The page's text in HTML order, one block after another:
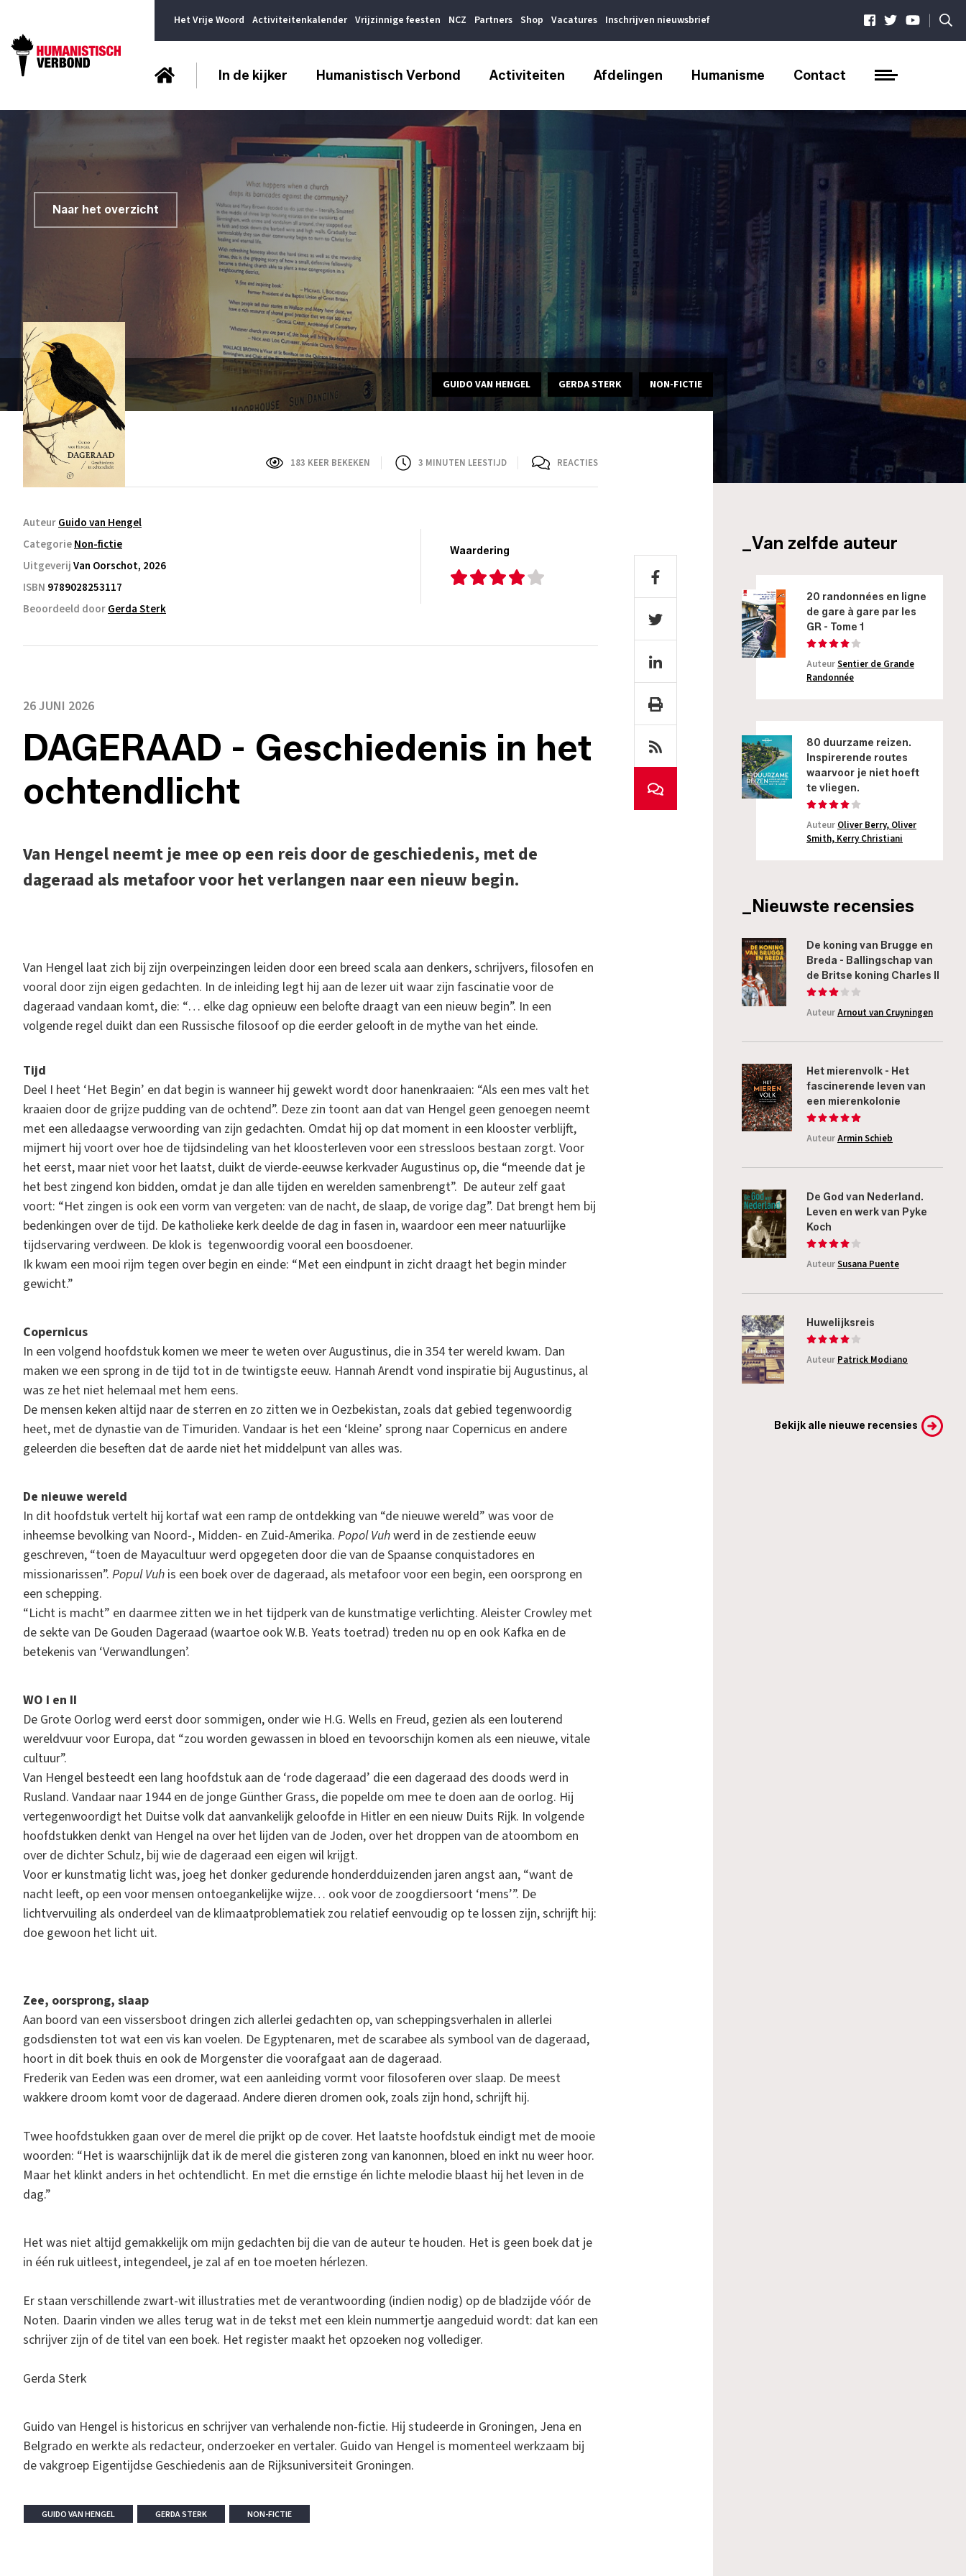
Het Vrije Woord Activiteitenkalender Vrijzinnige feesten NCZ Partners Shop Vacatures Inschrijven nieuwsbrief |
In de kijker Humanistisch Verbond Activiteiten Afdelingen Humanisme Contact
Naar het overzicht
GUIDO VAN HENGEL GERDA STERK NON-FICTIE
183 KEER BEKEKEN 3 MINUTEN LEESTIJD REACTIES
AuteurGuido van Hengel
CategorieNon-fictie
UitgeverijVan Oorschot, 2026
ISBN 9789028253117
Beoordeeld doorGerda Sterk
Waardering
26 JUNI 2026
DAGERAAD - Geschiedenis in het
ochtendlicht
Van Hengel neemt je mee op een reis door de geschiedenis, met de
dageraad als metafoor voor het verlangen naar een nieuw begin.
Van Hengel laat zich bij zijn overpeinzingen leiden door een breed scala aan denkers, schrijvers, filosofen en
vooral door zijn eigen gedachten. In de inleiding legt hij aan de lezer uit waar zijn fascinatie voor de
dageraad vandaan komt, die: “… elke dag opnieuw een belofte draagt van een nieuw begin”. In een
volgende regel duikt dan een Russische filosoof op die eerder gelooft in de mythe van het einde.
Tijd
Deel I heet ‘Het Begin’ en dat begin is wanneer hij gewekt wordt door hanenkraaien: “Als een mes valt het
kraaien door de grijze pudding van de ochtend”. Deze zin toont aan dat van Hengel geen genoegen neemt
met een alledaagse verwoording van zijn gedachten. Omdat hij op dat moment in een klooster verblijft,
mijmert hij voort over hoe de tijdsindeling van het kloosterleven voor een stressloos bestaan zorgt. Voor
het eerst, maar niet voor het laatst, duikt de vierde-eeuwse kerkvader Augustinus op, die “meende dat je
het best zingend kon bidden, omdat je dan alle tijden en werelden samenbrengt”. De auteur zelf gaat
voort: “Het zingen is ook een vorm van vergeten: van de nacht, de slaap, de vorige dag”. Dat brengt hem bij
bedenkingen over de tijd. De katholieke kerk deelde de dag in fasen in, waardoor een meer natuurlijke
tijdservaring verdween. De klok is tegenwoordig vooral een boosdoener.
Ik kwam een mooi rijm tegen over begin en einde: “Met een eindpunt in zicht draagt het begin minder
gewicht.”
Copernicus
In een volgend hoofdstuk komen we meer te weten over Augustinus, die in 354 ter wereld kwam. Dan
maken we een sprong in de tijd tot in de twintigste eeuw. Hannah Arendt vond inspiratie bij Augustinus, al
was ze het niet helemaal met hem eens.
De mensen keken altijd naar de sterren en zo zitten we in Oezbekistan, zoals dat gebied tegenwoordig
heet, met de dynastie van de Timuriden. Vandaar is het een ‘kleine’ sprong naar Copernicus en andere
geleerden die beseften dat de aarde niet het middelpunt van alles was.
De nieuwe wereld
In dit hoofdstuk vertelt hij kortaf wat een ramp de ontdekking van “de nieuwe wereld” was voor de
inheemse bevolking van Noord-, Midden- en Zuid-Amerika. Popol Vuhwerd in de zestiende eeuw
geschreven, “toen de Mayacultuur werd opgegeten door die van de Spaanse conquistadores en
missionarissen”. Popul Vuh is een boek over de dageraad, als metafoor voor een begin, een oorsprong en
een schepping.
“Licht is macht” en daarmee zitten we in het tijdperk van de kunstmatige verlichting. Aleister Crowley met
de sekte van De Gouden Dageraad (waartoe ook W.B. Yeats toetrad) treden nu op en ook Kafka en de
betekenis van ‘Verwandlungen’.
WO I en II
De Grote Oorlog werd eerst door sommigen, onder wie H.G. Wells en Freud, gezien als een louterend
wereldvuur voor Europa, dat “zou worden gewassen in bloed en tevoorschijn komen als een nieuwe, vitale
cultuur”.
Van Hengel besteedt een lang hoofdstuk aan de ‘rode dageraad’ die een dageraad des doods werd in
Rusland. Vandaar naar 1944 en de jonge Günther Grass, die popelde om mee te doen aan de oorlog. Hij
vertegenwoordigt het Duitse volk dat aanvankelijk geloofde in Hitler en een nieuw Duits Rijk. In volgende
hoofdstukken denkt van Hengel na over het lijden van de Joden, over het droppen van de atoombom en
over de dichter Schulz, bij wie de dageraad een eigen wil krijgt.
Voor er kunstmatig licht was, joeg het donker gedurende honderdduizenden jaren angst aan, “want de
nacht leeft, op een voor mensen ontoegankelijke wijze… ook voor de zoogdiersoort ‘mens’”. De
lichtvervuiling als onderdeel van de klimaatproblematiek zou relatief eenvoudig op te lossen zijn, schrijft hij:
doe gewoon het licht uit.
Zee, oorsprong, slaap
Aan boord van een vissersboot dringen zich allerlei gedachten op, van scheppingsverhalen in allerlei
godsdiensten tot wat een vis kan voelen. De Egyptenaren, met de scarabee als symbool van de dageraad,
hoort in dit boek thuis en ook de Morgenster die voorafgaat aan de dageraad.
Frederik van Eeden was een dromer, wat een aanleiding vormt voor filosoferen over slaap. De meest
wakkere droom komt voor de dageraad. Andere dieren dromen ook, zoals zijn hond, schrijft hij.
Twee hoofdstukken gaan over de merel die prijkt op de cover. Het laatste hoofdstuk eindigt met de mooie
woorden: “Het is waarschijnlijk dat ik de merel die gisteren zong van kanonnen, bloed en inkt nu weer hoor.
Maar het klinkt anders in het ochtendlicht. En met die ernstige én lichte melodie blaast hij het leven in de
dag.”
Het was niet altijd gemakkelijk om mijn gedachten bij die van de auteur te houden. Het is geen boek dat je
in één ruk uitleest, integendeel, je zal af en toe moeten hérlezen.
Er staan verschillende zwart-wit illustraties met de verantwoording (indien nodig) op de bladzijde vóór de
Noten. Daarin vinden we alles terug wat in de tekst met een klein nummertje aangeduid wordt: dat kan een
schrijver zijn of de titel van een boek. Het register maakt het opzoeken nog vollediger.
Gerda Sterk
Guido van Hengel is historicus en schrijver van verhalende non-fictie. Hij studeerde in Groningen, Jena en
Belgrado en werkte als redacteur, onderzoeker en vertaler. Guido van Hengel is momenteel werkzaam bij
de vakgroep Eigentijdse Geschiedenis aan de Rijksuniversiteit Groningen.
GUIDO VAN HENGEL GERDA STERK NON-FICTIE
_Van zelfde auteur
20 randonnées en ligne
de gare à gare par les
GR - Tome 1
AuteurSentier de Grande
Randonnée
80 duurzame reizen.
Inspirerende routes
waarvoor je niet hoeft
te vliegen.
Auteur Oliver Berry, Oliver
Smith, Kerry Christiani
_Nieuwste recensies
De koning van Brugge en
Breda - Ballingschap van
de Britse koning Charles II
AuteurArnout van Cruyningen
Het mierenvolk - Het
fascinerende leven van
een mierenkolonie
AuteurArmin Schieb
De God van Nederland.
Leven en werk van Pyke
Koch
AuteurSusana Puente
Huwelijksreis
Auteur Patrick Modiano
Bekijk alle nieuwe recensies